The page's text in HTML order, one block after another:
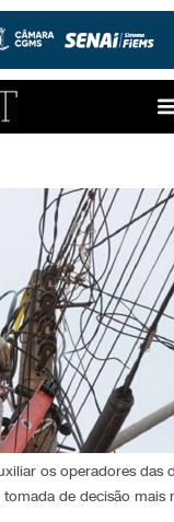
os operadores das
de decisão mais